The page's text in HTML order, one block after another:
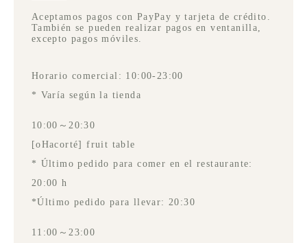
Aceptamos pagos con PayPay y tarjeta de crédito.
También se pueden realizar pagos en ventanilla,
excepto pagos móviles.
Horario comercial: 10:00-23:00
* Varía según la tienda
10:00～20:30
[oHacorté] fruit table
* Último pedido para comer en el restaurante:
20:00 h
*Último pedido para llevar: 20:30
11:00～23:00